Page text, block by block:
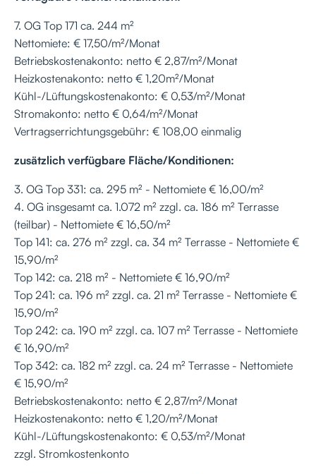
7. OG Top 171 ca. 244 m²
Nettomiete: € 17,50/m²/Monat
Betriebskostenakonto: netto € 2,87/m²/Monat
Heizkostenakonto: netto € 1,20m²/Monat
Kühl-/Lüftungskostenakonto: € 0,53/m²/Monat
Stromakonto: netto € 0,64/m²/Monat
Vertragserrichtungsgebühr: € 108,00 einmalig
zusätzlich verfügbare Fläche/Konditionen:
3. OG Top 331: ca. 295 m² - Nettomiete € 16,00/m²
4. OG insgesamt ca. 1.072 m² zzgl. ca. 186 m² Terrasse
(teilbar) - Nettomiete € 16,50/m²
Top 141: ca. 276 m² zzgl. ca. 34 m² Terrasse - Nettomiete €
15,90/m²
Top 142: ca. 218 m² - Nettomiete € 16,90/m²
Top 241: ca. 196 m² zzgl. ca. 21 m² Terrasse - Nettomiete €
15,90/m²
Top 242: ca. 190 m² zzgl. ca. 107 m² Terrasse - Nettomiete
€ 16,90/m²
Top 342: ca. 182 m² zzgl. ca. 24 m² Terrasse - Nettomiete
€ 15,90/m²
Betriebskostenakonto: netto € 2,87/m²/Monat
Heizkostenakonto: netto € 1,20/m²/Monat
Kühl-/Lüftungskostenakonto: € 0,53/m²/Monat
zzgl. Stromkostenkonto